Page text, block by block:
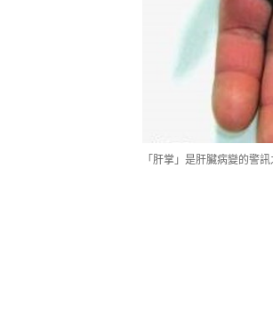
「肝掌」是肝臟病變的警